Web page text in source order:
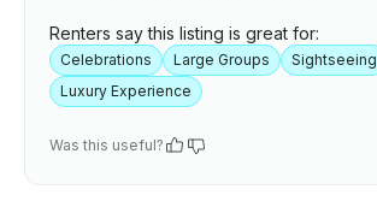
Renters say this listing is great for:
Celebrations Large Groups
Sightseeing
Luxury Experience
Was this useful?